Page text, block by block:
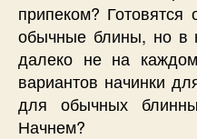
припеком?
обычные блины, но в
далеко не на
вариантов начинки
для обычных
Начнем?